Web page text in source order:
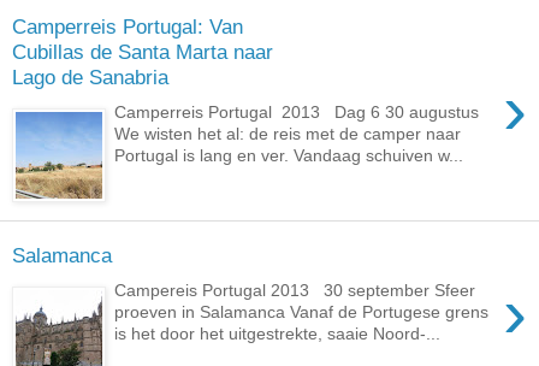
Camperreis Portugal: Van
Cubillas de Santa Marta naar
Lago de Sanabria
›
Camperreis Portugal 2013 Dag 6 30 augustus
We wisten het al: de reis met de camper naar
Portugal is lang en ver. Vandaag schuiven w...
Salamanca
›
Campereis Portugal 2013 30 september Sfeer
proeven in Salamanca Vanaf de Portugese grens
is het door het uitgestrekte, saaie Noord-...